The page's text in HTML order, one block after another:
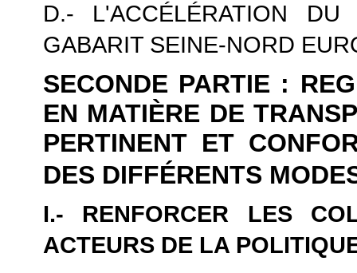
D.- L'ACCÉLÉRATION
GABARIT SEINE-NORD
SECONDE PARTIE :
EN MATIÈRE DE
PERTINENT ET
DES DIFFÉRENTS
I.- RENFORCER LES
ACTEURS DE LA